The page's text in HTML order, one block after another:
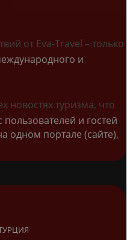
от Eva-Travel – только
и
новостях туризма, что
и гостей
одном портале (сайте),